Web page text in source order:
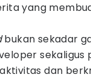
yang
bukan sekadar
dan